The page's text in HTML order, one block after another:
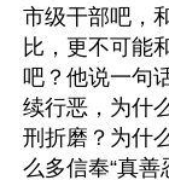
市级干部吧，
比，更不可能
吧？他说一句
续行恶，为什
刑折磨？为什
么多信奉“真